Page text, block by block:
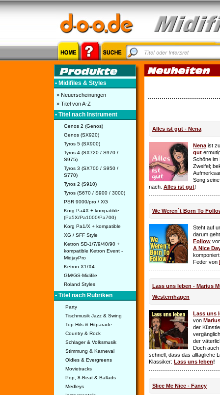
• Midifiles & Styles
» Neuerscheinungen
» Titel von A-Z
• Titel nach Instrument
Genos 2 (Genos)
Genos (SX920)
Tyros 5 (SX900)
Tyros 4 (SX720 / S970 /
S975)
Tyros 3 (SX700 / S950 /
S770)
Tyros 2 (S910)
Tyros (S670 / S900 / 3000)
PSR 9000/pro / XG
Korg Pa4X + kompatible
(Pa5X/Pa1000/Pa700)
Korg Pa1/X + kompatible
XG / SFF Style
Ketron SD-1/7/9/40/90 +
kompatible Ketron Event -
MidjayPro
Ketron X1/X4
GM/GS-Midifile
Roland Styles
• Titel nach Rubriken
Party
Tischmusik Jazz & Swing
Top Hits & Hitparade
Country & Rock
Schlager & Volksmusik
Stimmung & Karneval
Oldies & Evergreens
Movietracks
Pop, 8-Beat & Ballads
Medleys
Alles ist gut - Nena
Nena ist
gut
Schöne im
Zweifel;
Song
nach. Alles ist gut!
We Weren´t Born To
Steht auf
darum
Follow
A Nice
Feder von
Lass uns leben - Marius
Westernhagen
Lass uns
von
der
der
Doch auch
schnell, dass das alltägliche
Klassiker: Lass uns leben!
Slice Me Nice - Fancy